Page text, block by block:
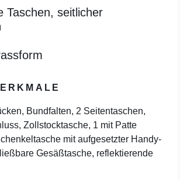
Taschen, seitlicher
Bundfalten, 2 Seitentaschen,
Zollstocktasche, 1 mit Patte
mit aufgesetzter Handy-
Gesäßtasche, reflektierende